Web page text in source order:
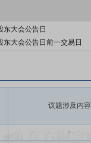
东大会公告日
东大会公告日前一交易日
议题涉及内容
-